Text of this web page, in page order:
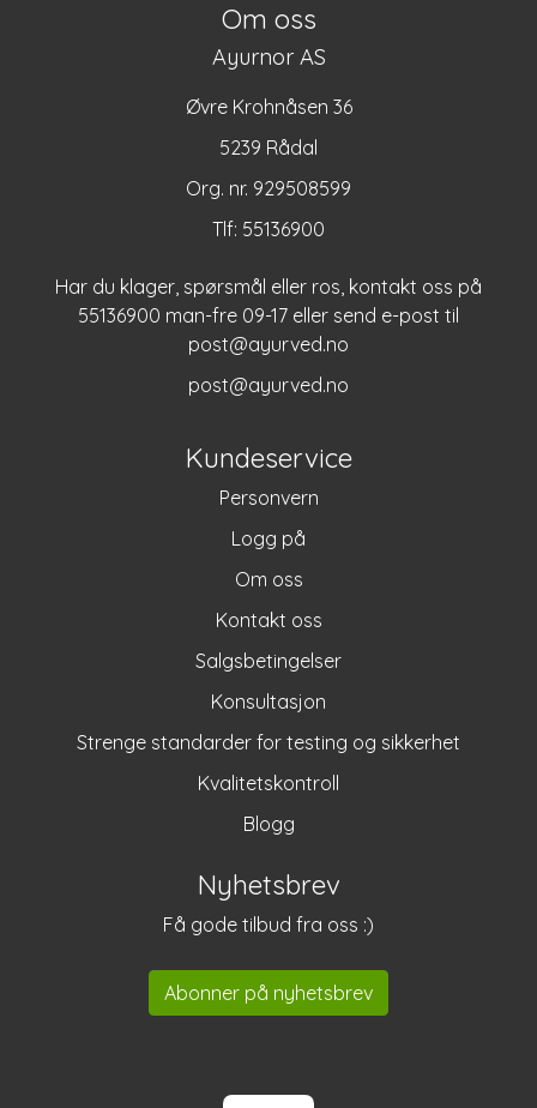
Om oss
Ayurnor AS
Øvre Krohnåsen 36
5239 Rådal
Org. nr. 929508599
Tlf: 55136900
Har du klager, spørsmål eller ros, kontakt oss på
55136900 man-fre 09-17 eller send e-post til
post@ayurved.no
post@ayurved.no
Kundeservice
Personvern
Logg på
Om oss
Kontakt oss
Salgsbetingelser
Konsultasjon
Strenge standarder for testing og sikkerhet
Kvalitetskontroll
Blogg
Nyhetsbrev
Få gode tilbud fra oss :)
Abonner på nyhetsbrev